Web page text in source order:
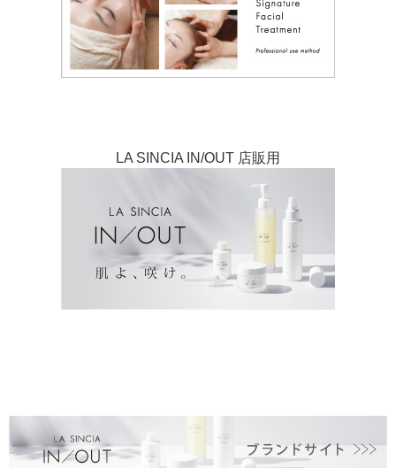
LA SINCIA IN/OUT 店販用